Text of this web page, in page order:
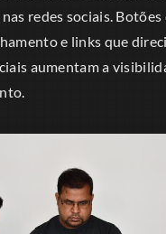
redes sociais. Botões
e links que
aumentam a